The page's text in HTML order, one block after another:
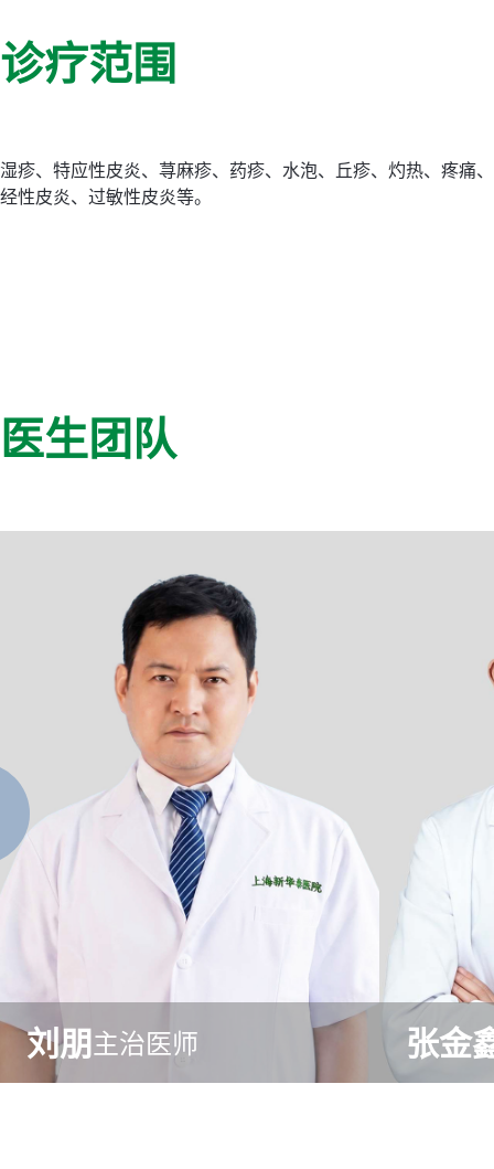
诊疗范围
湿疹、特应性皮炎、荨麻疹、药疹、水泡、丘疹、灼热、疼痛
经性皮炎、过敏性皮炎等。
医生团队
刘朋主治医师 张金